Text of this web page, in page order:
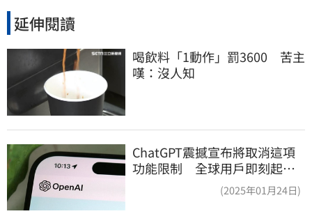
延伸閱讀
喝飲料「1動作」罰3600　苦主
嘆：沒人知
ChatGPT震撼宣布將取消這項
功能限制 全球用戶即刻起
(2025年01月24日)